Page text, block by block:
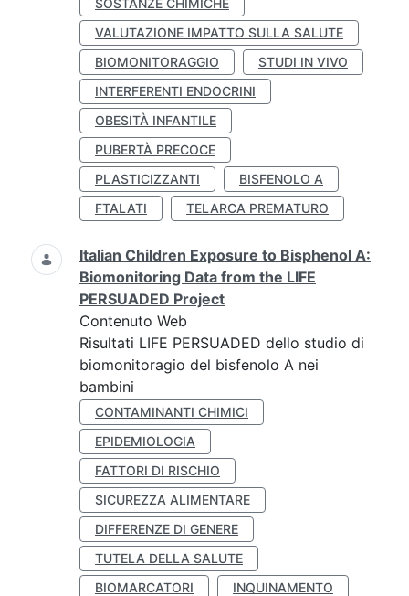
SOSTANZE CHIMICHE
VALUTAZIONE IMPATTO SULLA SALUTE
BIOMONITORAGGIO
STUDI IN VIVO
INTERFERENTI ENDOCRINI
OBESITÀ INFANTILE
PUBERTÀ PRECOCE
PLASTICIZZANTI
BISFENOLO A
FTALATI
TELARCA PREMATURO
Italian Children Exposure to Bisphenol A:
Biomonitoring Data from the LIFE
PERSUADED Project
Contenuto Web
Risultati LIFE PERSUADED dello studio di
biomonitoragio del bisfenolo A nei
bambini
CONTAMINANTI CHIMICI
EPIDEMIOLOGIA
FATTORI DI RISCHIO
SICUREZZA ALIMENTARE
DIFFERENZE DI GENERE
TUTELA DELLA SALUTE
BIOMARCATORI
INQUINAMENTO